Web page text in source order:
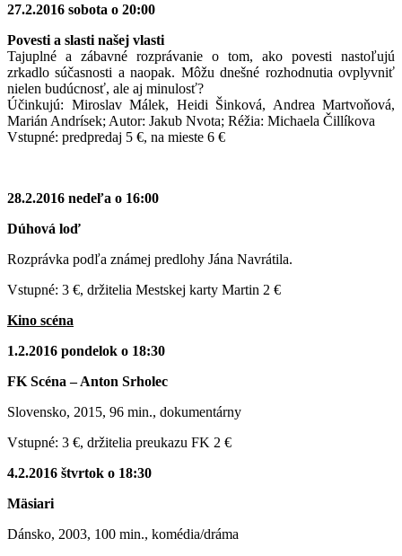
27.2.2016 sobota o 20:00
Povesti a slasti našej vlasti
Tajuplné a zábavné rozprávanie o tom, ako povesti nastoľujú
zrkadlo súčasnosti a naopak. Môžu dnešné rozhodnutia ovplyvniť
nielen budúcnosť, ale aj minulosť?
Účinkujú: Miroslav Málek, Heidi Šinková, Andrea Martvoňová,
Marián Andrísek; Autor: Jakub Nvota; Réžia: Michaela Čillíkova
Vstupné: predpredaj 5 €, na mieste 6 €
28.2.2016 nedeľa o 16:00
Dúhová loď
Rozprávka podľa známej predlohy Jána Navrátila.
Vstupné: 3 €, držitelia Mestskej karty Martin 2 €
Kino scéna
1.2.2016 pondelok o 18:30
FK Scéna – Anton Srholec
Slovensko, 2015, 96 min., dokumentárny
Vstupné: 3 €, držitelia preukazu FK 2 €
4.2.2016 štvrtok o 18:30
Mäsiari
Dánsko, 2003, 100 min., komédia/dráma